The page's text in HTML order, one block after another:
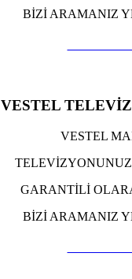
BİZİ ARAMANIZ
VESTEL
VESTEL
GARANTİLİ
BİZİ ARAMANIZ